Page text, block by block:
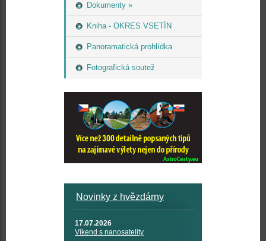
Dokumenty »
Kniha - OKRES VSETÍN
Panoramatická prohlídka
Fotografická soutež
Novinky z hvězdárny
17.07.2026
Víkend s nanosatelity